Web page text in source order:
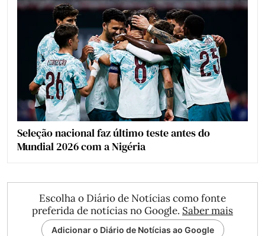
Seleção nacional faz último teste antes do
Mundial 2026 com a Nigéria
Escolha o Diário de Notícias como fonte
preferida de notícias no Google. Saber mais
Adicionar o Diário de Notícias ao Google